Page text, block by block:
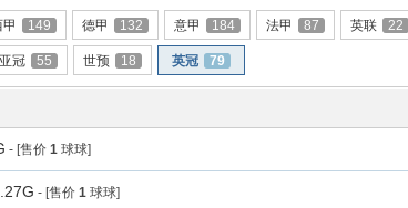
149 德甲 132 意甲 184 法甲 87 英联 22
亚冠 55 世预 18 英冠 79
- [售价 1 球球]
- [售价 1 球球]